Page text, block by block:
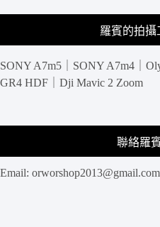
羅賓的拍攝
SONY A7m5｜SONY A7m4｜
GR4 HDF｜Dji Mavic 2 Zoom
聯絡羅
Email: orworshop2013@gmail.com